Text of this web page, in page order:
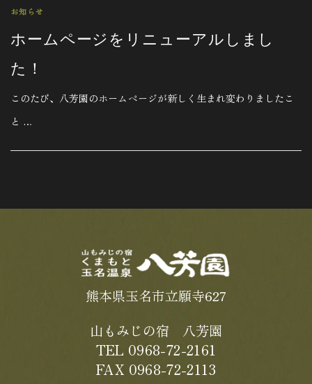
お知らせ
ホームページをリニューアルしまし
た！
このたび、八芳園のホームページが新しく生まれ変わりましたこ
と …
熊本県玉名市立願寺627
山もみじの宿 八芳園
TEL 0968-72-2161
FAX 0968-72-2113